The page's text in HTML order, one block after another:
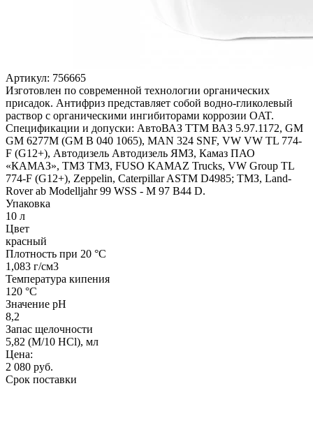
Артикул: 756665
Изготовлен по современной технологии органических
присадок. Антифриз представляет собой водно-гликолевый
раствор с органическими ингибиторами коррозии OAT.
Спецификации и допуски: АвтоВАЗ ТТМ ВАЗ 5.97.1172, GM
GM 6277M (GM B 040 1065), MAN 324 SNF, VW VW TL 774-
F (G12+), Автодизель Автодизель ЯМЗ, Камаз ПАО
«КАМАЗ», ТМЗ ТМЗ, FUSO KAMAZ Trucks, VW Group TL
774-F (G12+), Zeppelin, Caterpillar ASTM D4985; ТМЗ, Land-
Rover ab Modelljahr 99 WSS - M 97 B44 D.
Упаковка
10 л
Цвет
красный
Плотность при 20 °C
1,083 г/см3
Температура кипения
120 °C
Значение pH
8,2
Запас щелочности
5,82 (M/10 HCl), мл
Цена:
2 080 руб.
Срок поставки